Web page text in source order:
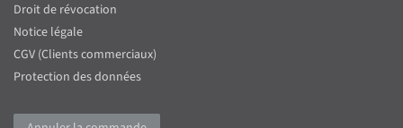
Droit de révocation
Notice légale
CGV (Clients commerciaux)
Protection des données